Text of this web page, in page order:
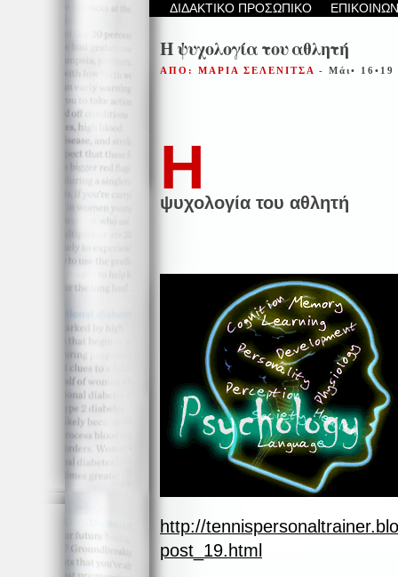
ΔΙΔΑΚΤΙΚΟ ΠΡΟΣΩΠΙΚΟ
Η ψυχολογία του αθλητή
ΑΠΟ: ΜΑΡΙΑ ΣΕΛΕΝΙΤΣΑ - Μάι• 16•19
Η
ψυχολογία του αθλητή
http://
post_19.html